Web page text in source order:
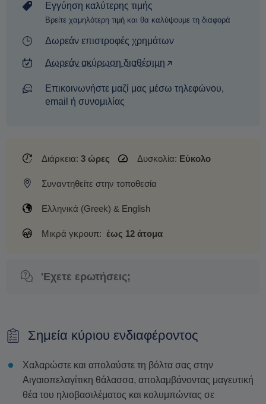
Εγγύηση καλύτερης τιμής
Βρείτε χαμηλότερη τιμή και θα καλύψουμε τη διαφορά
Δωρεάν επιστροφές χρημάτων
Δωρεάν ακύρωση διαθέσιμη
Επικοινωνήστε μαζί μας μέσω τηλεφώνου,
email ή συνομιλίας
Διάρκεια: 3 ώρες Δυσκολία: Εύκολο
Συναντηθείτε στην τοποθεσία
Ελληνικά (Greek) & English
Μικρά γκρουπ: έως 12 άτομα
'Εχετε ερωτήσεις;
Σημεία κύριου ενδιαφέροντος
Χαλαρώστε και απολαύστε τη βόλτα σας στην
Αιγαιοπελαγίτικη θάλασσα, απολαμβάνοντας μαγευτική
θέα του ηλιοβασιλέματος και κολυμπώντας σε